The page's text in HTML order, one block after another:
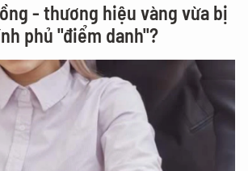
- thương hiệu vàng vừa bị
phủ "điểm danh"?